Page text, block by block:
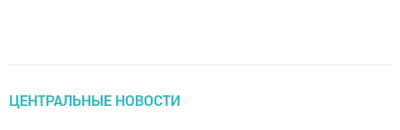
ЦЕНТРАЛЬНЫЕ НОВОСТИ